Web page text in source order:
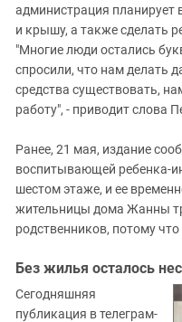
администрация планирует
и крышу, а также сделать
"Многие люди остались
спросили, что нам делать
средства существовать,
работу", - приводит слова
Ранее, 21 мая, издание
воспитывающей ребенка-
шестом этаже, и ее
жительницы дома Жанны
родственников, потому
Без жилья осталось
Сегодняшняя
публикация в телеграм-